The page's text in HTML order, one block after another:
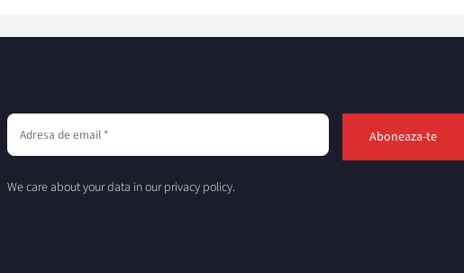
We care about your data in our privacy policy.